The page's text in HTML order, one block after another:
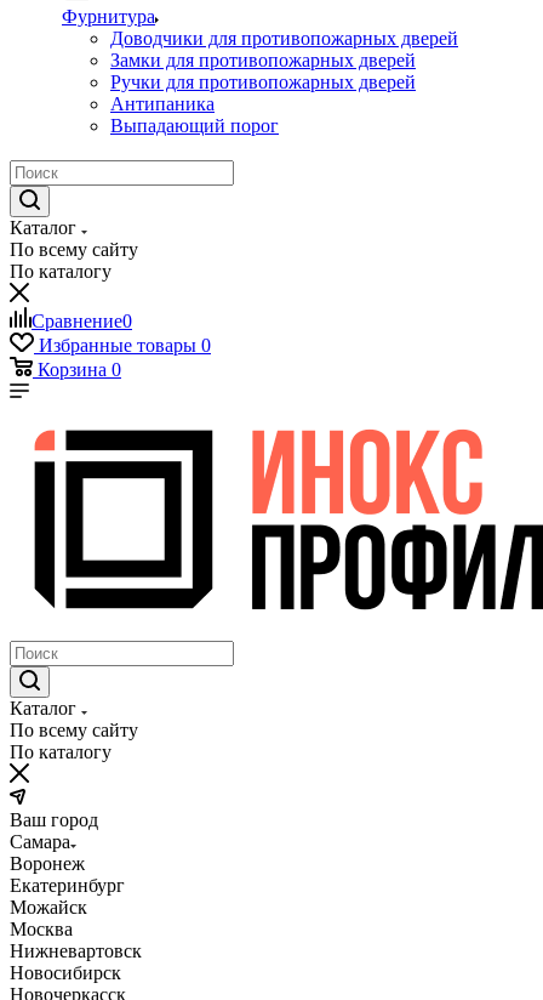
Фурнитура
Доводчики для противопожарных дверей
Замки для противопожарных дверей
Ручки для противопожарных дверей
Антипаника
Выпадающий порог
Каталог
По всему сайту
По каталогу
Сравнение0
Избранные товары 0
Корзина 0
Каталог
По всему сайту
По каталогу
Ваш город
Самара
Воронеж
Екатеринбург
Можайск
Москва
Нижневартовск
Новосибирск
Новочеркасск